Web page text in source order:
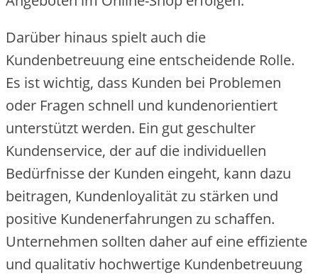
Darüber hinaus spielt auch die
Kundenbetreuung eine entscheidende Rolle.
Es ist wichtig, dass Kunden bei Problemen
oder Fragen schnell und kundenorientiert
unterstützt werden. Ein gut geschulter
Kundenservice, der auf die individuellen
Bedürfnisse der Kunden eingeht, kann dazu
beitragen, Kundenloyalität zu stärken und
positive Kundenerfahrungen zu schaffen.
Unternehmen sollten daher auf eine effiziente
und qualitativ hochwertige Kundenbetreuung